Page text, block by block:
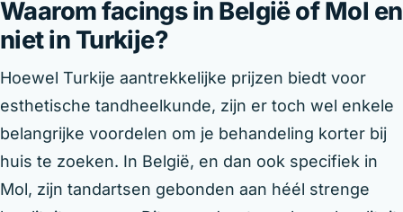
Waarom facings in België of Mol en
niet in Turkije?
Hoewel Turkije aantrekkelijke prijzen biedt voor
esthetische tandheelkunde, zijn er toch wel enkele
belangrijke voordelen om je behandeling korter bij
huis te zoeken. In België, en dan ook specifiek in
Mol, zijn tandartsen gebonden aan héél strenge